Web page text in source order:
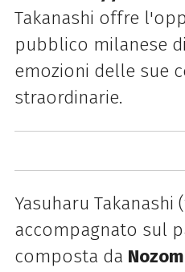
Takanashi offre
pubblico milanese
emozioni delle sue
straordinarie.
Yasuharu Takanashi
accompagnato sul
composta da